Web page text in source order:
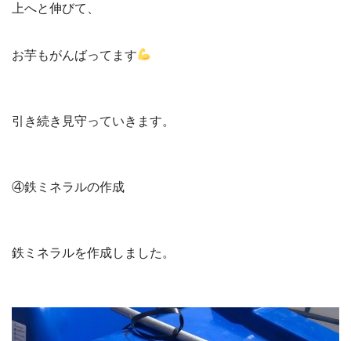
上へと伸びて、
お芋もがんばってます
引き続き見守っていきます。
④鉄ミネラルの作成
鉄ミネラルを作成しました。